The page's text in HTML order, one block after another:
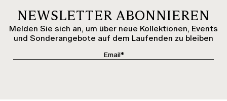
NEWSLETTER ABONNIEREN
Melden Sie sich an, um über neue Kollektionen, Events
und Sonderangebote auf dem Laufenden zu bleiben